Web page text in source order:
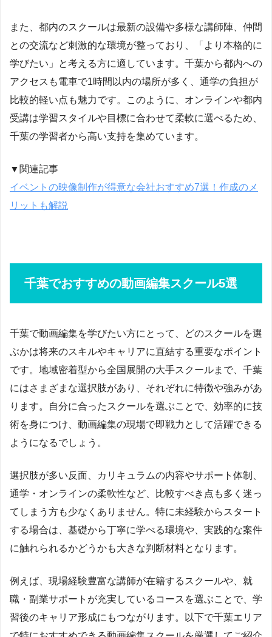
また、都内のスクールは最新の設備や多様な講師陣、仲間
との交流など刺激的な環境が整っており、「より本格的に
学びたい」と考える方に適しています。千葉から都内への
アクセスも電車で1時間以内の場所が多く、通学の負担が
比較的軽い点も魅力です。このように、オンラインや都内
受講は学習スタイルや目標に合わせて柔軟に選べるため、
千葉の学習者から高い支持を集めています。
▼関連記事
イベントの映像制作が得意な会社おすすめ7選！作成のメ
リットも解説
千葉でおすすめの動画編集スクール5選
千葉で動画編集を学びたい方にとって、どのスクールを選
ぶかは将来のスキルやキャリアに直結する重要なポイント
です。地域密着型から全国展開の大手スクールまで、千葉
にはさまざまな選択肢があり、それぞれに特徴や強みがあ
ります。自分に合ったスクールを選ぶことで、効率的に技
術を身につけ、動画編集の現場で即戦力として活躍できる
ようになるでしょう。
選択肢が多い反面、カリキュラムの内容やサポート体制、
通学・オンラインの柔軟性など、比較すべき点も多く迷っ
てしまう方も少なくありません。特に未経験からスタート
する場合は、基礎から丁寧に学べる環境や、実践的な案件
に触れられるかどうかも大きな判断材料となります。
例えば、現場経験豊富な講師が在籍するスクールや、就
職・副業サポートが充実しているコースを選ぶことで、学
習後のキャリア形成にもつながります。以下で千葉エリア